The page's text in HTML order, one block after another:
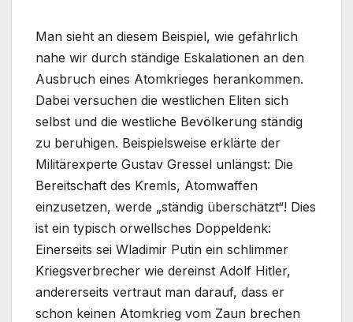
Man sieht an diesem Beispiel, wie gefährlich
nahe wir durch ständige Eskalationen an den
Ausbruch eines Atomkrieges herankommen.
Dabei versuchen die westlichen Eliten sich
selbst und die westliche Bevölkerung ständig
zu beruhigen. Beispielsweise erklärte der
Militärexperte Gustav Gressel unlängst: Die
Bereitschaft des Kremls, Atomwaffen
einzusetzen, werde „ständig überschätzt“! Dies
ist ein typisch orwellsches Doppeldenk:
Einerseits sei Wladimir Putin ein schlimmer
Kriegsverbrecher wie dereinst Adolf Hitler,
andererseits vertraut man darauf, dass er
schon keinen Atomkrieg vom Zaun brechen